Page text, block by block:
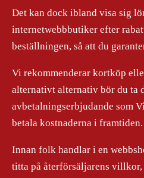
Det kan dock ibland visa sig
internetwebbbutiker efter
beställningen, så att du
Vi rekommenderar kortköp
alternativt alternativ bör du ta
avbetalningserbjudande som
betala kostnaderna i framtiden.
Innan folk handlar i en
titta på återförsäljarens